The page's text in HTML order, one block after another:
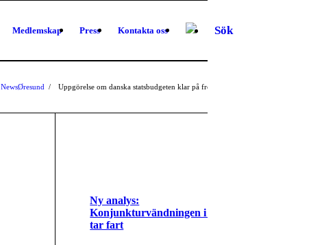
Medlemskap Press Kontakta oss Sök
NewsØresund / Uppgörelse om danska statsbudgeten klar på fredagen
Ny analys:
Konjunkturvändningen i Skåne
tar fart